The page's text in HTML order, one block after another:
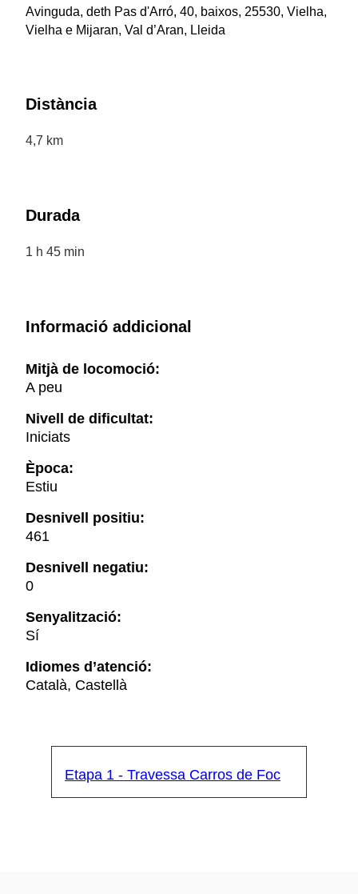
Avinguda, deth Pas d'Arró, 40, baixos, 25530, Vielha,
Vielha e Mijaran, Val d’Aran, Lleida
Distància
4,7 km
Durada
1 h 45 min
Informació addicional
Mitjà de locomoció:
A peu
Nivell de dificultat:
Iniciats
Època:
Estiu
Desnivell positiu:
461
Desnivell negatiu:
0
Senyalització:
Sí
Idiomes d’atenció:
Català, Castellà
Etapa 1 - Travessa Carros de Foc